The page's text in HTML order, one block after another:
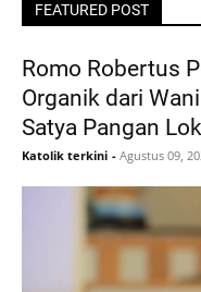
FEATURED POST
Romo Robertus
Organik dari
Satya Pangan
Katolik terkini - Agustus 09,